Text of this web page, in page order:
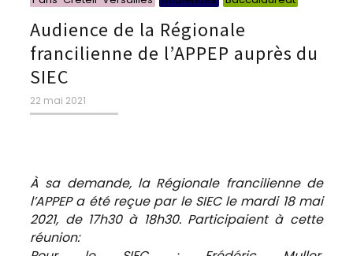
Audience de la Régionale
francilienne de l’APPEP auprès du
SIEC
Publié
le
22 mai 2021
À sa demande, la Régionale francilienne de
l’APPEP a été reçue par le SIEC le mardi 18 mai
2021, de 17h30 à 18h30. Participaient à cette
réunion: